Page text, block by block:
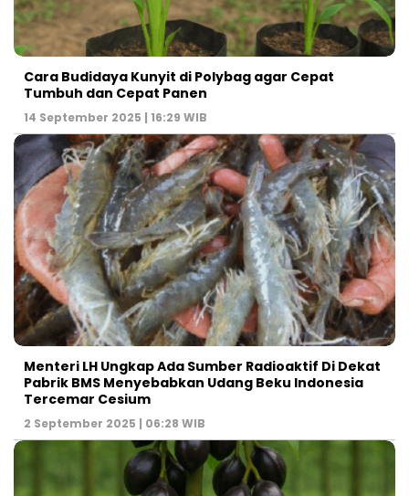
Cara Budidaya Kunyit di Polybag agar Cepat
Tumbuh dan Cepat Panen
14 September 2025 | 16:29 WIB
Menteri LH Ungkap Ada Sumber Radioaktif Di Dekat
Pabrik BMS Menyebabkan Udang Beku Indonesia
Tercemar Cesium
2 September 2025 | 06:28 WIB